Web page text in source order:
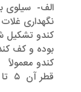
الف- سیلوی
نگهداری
کندو تشکیل
بوده و کف
قطر آن ۵ تا ۱۲ متر...